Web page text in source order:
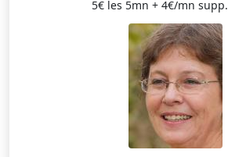
5€ les 5mn + 4€/mn supp.